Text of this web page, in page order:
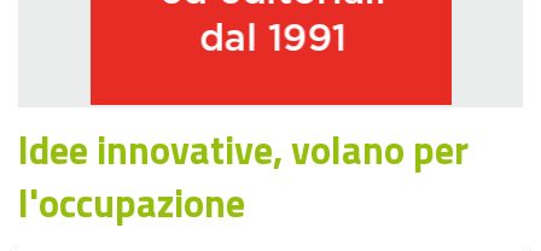
Idee innovative, volano per
l'occupazione